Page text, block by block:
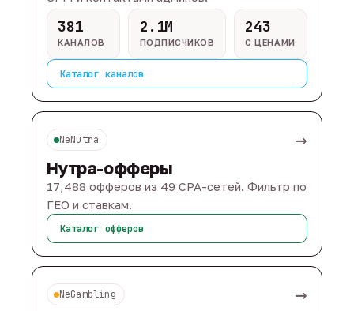
381
КАНАЛОВ
2.1M
ПОДПИСЧИКОВ
243
С ЦЕНАМИ
Каталог каналов
NeNutra →
Нутра-офферы
17,488 офферов из 49 CPA-сетей. Фильтр по
ГЕО и ставкам.
Каталог офферов
NeGambling →